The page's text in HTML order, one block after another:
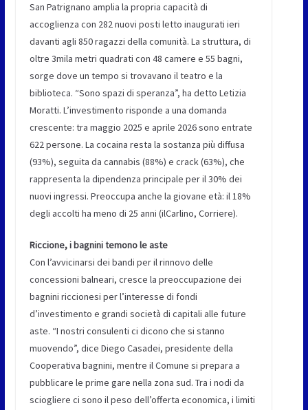
San Patrignano amplia la propria capacità di
accoglienza con 282 nuovi posti letto inaugurati ieri
davanti agli 850 ragazzi della comunità. La struttura, di
oltre 3mila metri quadrati con 48 camere e 55 bagni,
sorge dove un tempo si trovavano il teatro e la
biblioteca. “Sono spazi di speranza”, ha detto Letizia
Moratti. L’investimento risponde a una domanda
crescente: tra maggio 2025 e aprile 2026 sono entrate
622 persone. La cocaina resta la sostanza più diffusa
(93%), seguita da cannabis (88%) e crack (63%), che
rappresenta la dipendenza principale per il 30% dei
nuovi ingressi. Preoccupa anche la giovane età: il 18%
degli accolti ha meno di 25 anni (ilCarlino, Corriere).
Riccione, i bagnini temono le aste
Con l’avvicinarsi dei bandi per il rinnovo delle
concessioni balneari, cresce la preoccupazione dei
bagnini riccionesi per l’interesse di fondi
d’investimento e grandi società di capitali alle future
aste. “I nostri consulenti ci dicono che si stanno
muovendo”, dice Diego Casadei, presidente della
Cooperativa bagnini, mentre il Comune si prepara a
pubblicare le prime gare nella zona sud. Tra i nodi da
sciogliere ci sono il peso dell’offerta economica, i limiti